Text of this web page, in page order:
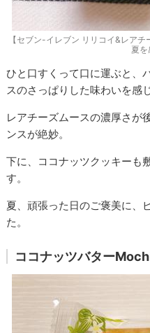
【セブン-イレブン リリコイ&レア
夏を
ひと口すくって口に運ぶと、
スのさっぱりした味わいを感
レアチーズムースの濃厚さが
ンスが絶妙。
下に、ココナッツクッキーも
す。
夏、頑張った日のご褒美に、
た。
ココナッツバター